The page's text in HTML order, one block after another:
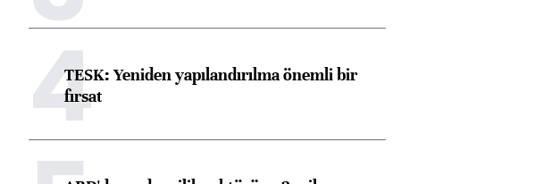
4TESK: Yeniden yapılandırılma önemli bir
fırsat